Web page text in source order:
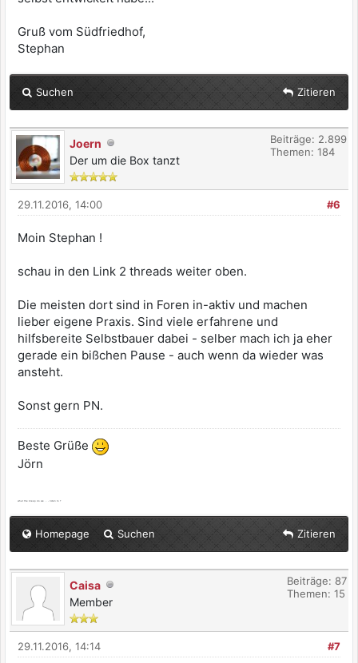
Gruß vom Südfriedhof,
Stephan
Suchen Zitieren
Joern
Der um die Box tanzt
Beiträge: 2.899
Themen: 184
#6
29.11.2016, 14:00
Moin Stephan !
schau in den Link 2 threads weiter oben.
Die meisten dort sind in Foren in-aktiv und machen
lieber eigene Praxis. Sind viele erfahrene und
hilfsbereite Selbstbauer dabei - selber mach ich ja eher
gerade ein bißchen Pause - auch wenn da wieder was
ansteht.
Sonst gern PN.
Beste Grüße
Jörn
what the bleep do we ... - listen to ?
Homepage Suchen Zitieren
Caisa
Member
Beiträge: 87
Themen: 15
#7
29.11.2016, 14:14